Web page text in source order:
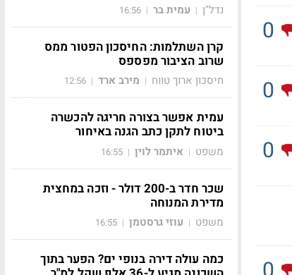
0
0
0
נדל"ן | עמית בר |
16:56
קרן השתלמות: החיסכון הפטור ממס
שרוב הציבור מפספס
חיסכון ארוך טווח | מירב ארד |
12:56
עמית אפשר בצורה חריגה להכשרה
ביטוח לתקן כתב הגנה באיחור
משפט | איתמר לוין |
16:55
שכר חדר ב-200 דולר - וזכה במחצית
מדירת המנוחה
משפט | עוזי גרסטמן |
16:55
כמה עולה דירה בנופי ים? הפער בתוך